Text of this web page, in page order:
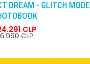
DREAM - GLITCH MODE
CLP
CLP